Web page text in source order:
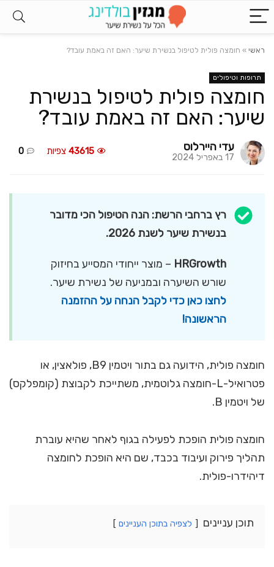
ראשי » חומצה פולית לטיפול בנשירת שיער: האם זה באמת עובד?
תרופות וטיפולים
חומצה פולית לטיפול בנשירת
שיער: האם זה באמת עובד?
עדי היירלוס
17 באפריל 2024
43615 צפיות 0
רץ ברחבי הרשת: הנה הטיפול הכי מדובר
בנשירת שיער לשנת 2026.
HRGrowth – מוצר ייחודי המסייע בחיזוק
שורש השיערה ובמניעה של נשירת שיער.
לחצו כאן כדי לקבל הנחה על ההזמנה
הראשונה!
חומצה פולית, הידועה גם בתור ויטמין B9, פולאצין, או
פטרואיל-L-חומצה גלוטמית, משתייכת לקבוצת (קומפלקס)
של ויטמין B.
חומצה פולית הופכת לפעילה בגוף לאחר שהיא עוברת
תהליך פירוק ועיבוד בכבד, שם היא הופכת לחומצה
דיהידרו-פולית.
תוכן עניינים לצפיה בתוכן העניינים